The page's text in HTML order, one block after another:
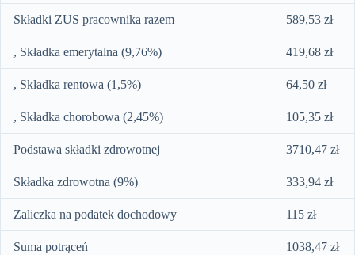
Składki ZUS pracownika razem 589,53 zł
, Składka emerytalna (9,76%) 419,68 zł
, Składka rentowa (1,5%) 64,50 zł
, Składka chorobowa (2,45%) 105,35 zł
Podstawa składki zdrowotnej 3710,47 zł
Składka zdrowotna (9%) 333,94 zł
Zaliczka na podatek dochodowy 115 zł
Suma potrąceń 1038,47 zł